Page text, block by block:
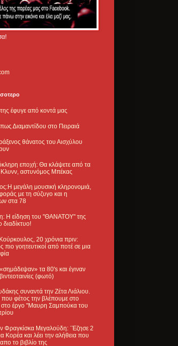
έφυγε από κοντά μας
Διαμαντίδου στο Πειραιά
θάνατος του Αισχύλου
εποχή: Θα κλάψετε από τα
αστυνόμος Μπέκας
μεγάλη μουσική κληρονομιά,
με τη σύζυγο και η
στα 78
Η είδηση του "ΘΑΝΑΤΟΥ" της
διαδίκτυο!
20 χρόνια πριν:
πιο γοητευτικοί από ποτέ σε μια
τα 80's και έγιναν
(φωτό)
συναντά την Ζέτα Λιάλιου.
που φέτος την βλέπουμε στο
έργο "Μαυρη Σαμπούκα του
Φραγκίσκα Μεγαλούδη: ΄Έζησε 2
Κορέα και λέει την αλήθεια που
το βιβλίο της